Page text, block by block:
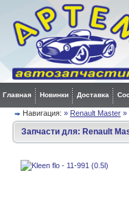
Главная Новинки Доставка
Навигация: » Renault Master »
Запчасти для: Renault